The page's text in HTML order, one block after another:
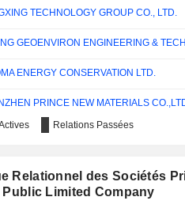
TECHNOLOGY GROUP CO., LTD.
GEOENVIRON ENGINEERING &
ENERGY CONSERVATION LTD.
PRINCE NEW MATERIALS
SERVICE CO., LTD.
Relations Passées
Relationnel des Sociétés
Public Limited Company